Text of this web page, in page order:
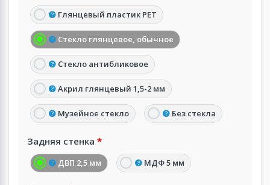
Глянцевый пластик PET
Стекло глянцевое, обычное
Стекло антибликовое
Акрил глянцевый 1,5-2 мм
Музейное стекло Без стекла
Задняя стенка
ДВП 2,5 мм МДФ 5 мм